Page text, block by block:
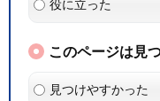
役に立った
このページは見
見つけやすかった